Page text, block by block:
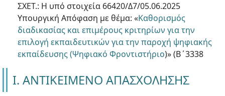
ΣΧΕΤ.: Η υπό στοιχεία 66420/Δ7/05.06.2025
Υπουργική Απόφαση με θέμα: «Καθορισμός
διαδικασίας και επιμέρους κριτηρίων για την
επιλογή εκπαιδευτικών για την παροχή ψηφιακής
εκπαίδευσης (Ψηφιακό Φροντιστήριο)» (Β΄3338
Ι. ΑΝΤΙΚΕΙΜΕΝΟ ΑΠΑΣΧΟΛΗΣΗΣ